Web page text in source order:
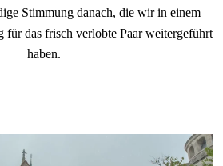
Stimmung danach, die wir in einem
für das frisch verlobte Paar weitergeführt
haben.